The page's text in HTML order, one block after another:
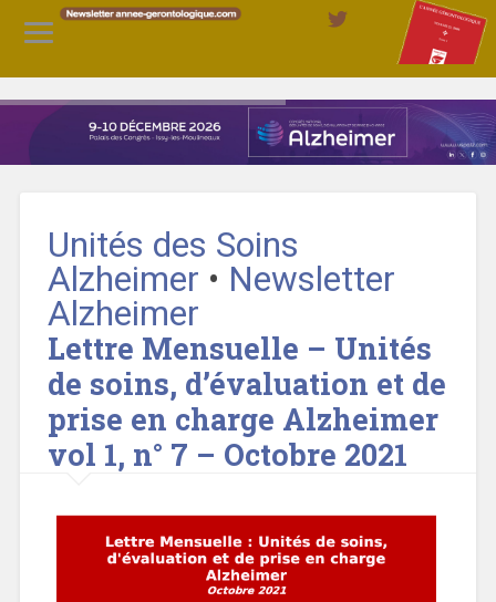
Unités des Soins
Alzheimer • Newsletter
Alzheimer
Lettre Mensuelle – Unités
de soins, d’évaluation et de
prise en charge Alzheimer
vol 1, n° 7 – Octobre 2021